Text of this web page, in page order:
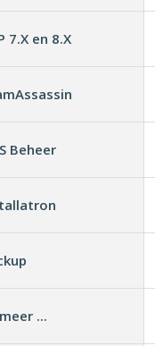
7.X en 8.X
Beheer
...